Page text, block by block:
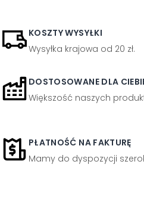
KOSZTY WYSYŁKI
Wysyłka krajowa od 20 zł.
DOSTOSOWANE DLA
Większość naszych
PŁATNOŚĆ NA FAKTURĘ
Mamy do dyspozycji